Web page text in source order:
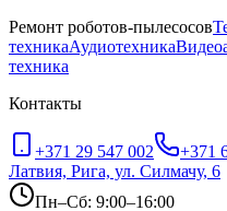
Ремонт роботов-пылесосов
техникаАудиотехника
техника
Контакты
+371 29 547 002 +371
Латвия, Рига, ул. Силмачу, 6
Пн–Сб: 9:00–16:00